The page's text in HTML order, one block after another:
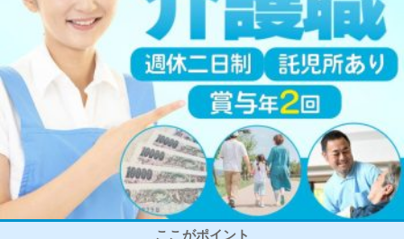
ここがポイント